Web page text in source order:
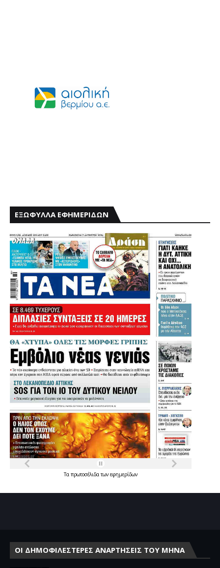
ΕΞΩΦΥΛΛΑ ΕΦΗΜΕΡΙΔΩΝ
Τα πρωτοσέλιδατων εφημερίδων
ΟΙ ΔΗΜΟΦΙΛΕΣΤΕΡΕΣ ΑΝΑΡΤΗΣΕΙΣ ΤΟΥ ΜΗΝΑ